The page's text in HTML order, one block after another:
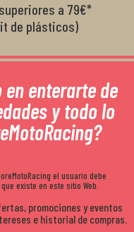
a 79€*
de plásticos)
en enterarte de
y todo lo
el usuario debe
que existe en este sitio Web.
promociones y eventos
e historial de compras.